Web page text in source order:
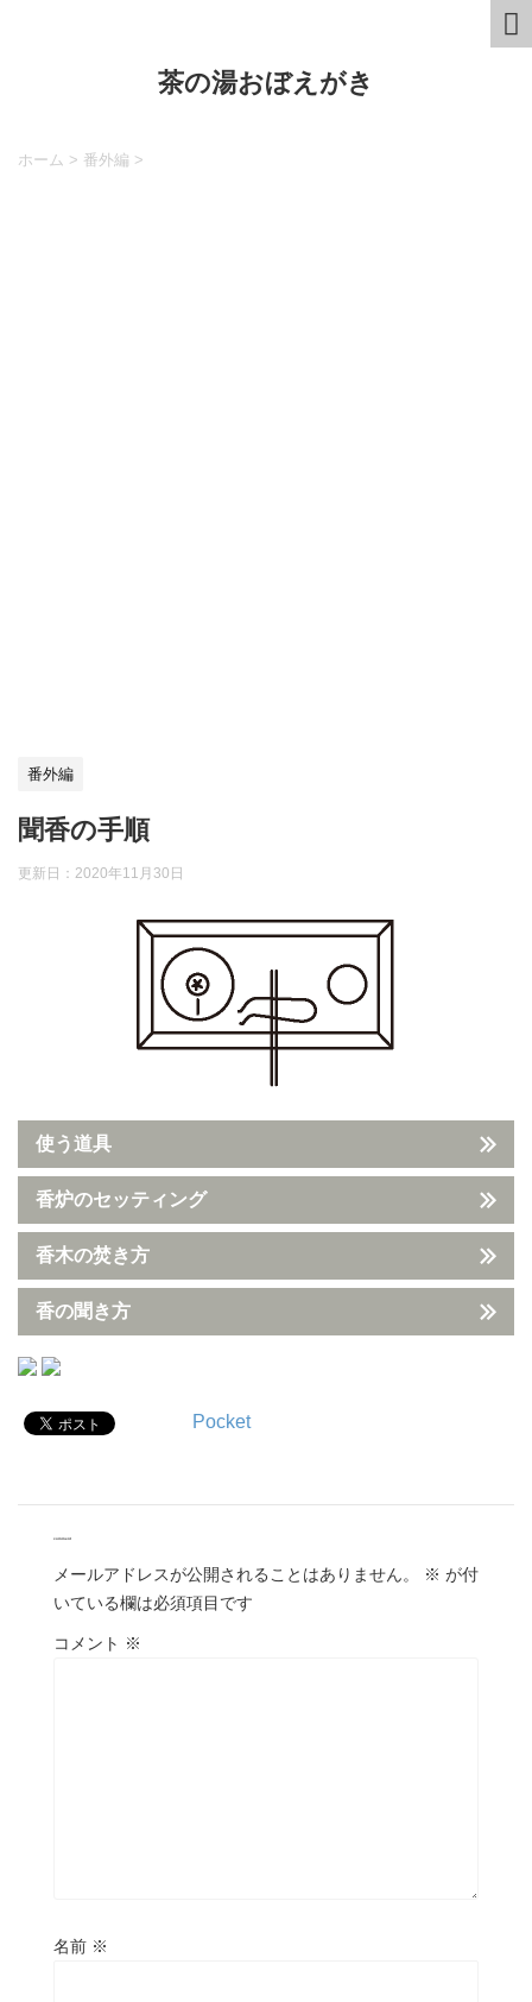
茶の湯おぼえがき
ホーム > 番外編 >
番外編
聞香の手順
更新日： 2020年11月30日
使う道具
香炉のセッティング
香木の焚き方
香の聞き方
Pocket
comment
メールアドレスが公開されることはありません。 ※ が付
いている欄は必須項目です
コメント ※
名前 ※